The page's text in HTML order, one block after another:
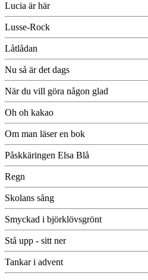
Lucia är här
Lusse-Rock
Låtlådan
Nu så är det dags
När du vill göra någon glad
Oh oh kakao
Om man läser en bok
Påskkäringen Elsa Blå
Regn
Skolans sång
Smyckad i björklövsgrönt
Stå upp - sitt ner
Tankar i advent